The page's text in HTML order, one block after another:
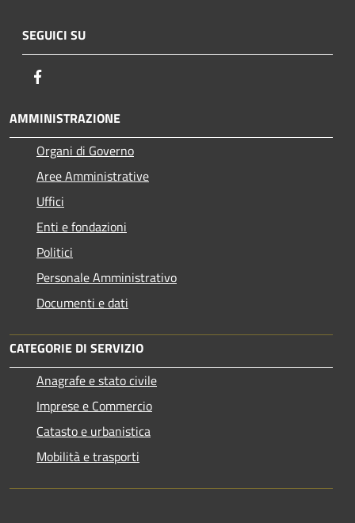
SEGUICI SU
AMMINISTRAZIONE
Organi di Governo
Aree Amministrative
Uffici
Enti e fondazioni
Politici
Personale Amministrativo
Documenti e dati
CATEGORIE DI SERVIZIO
Anagrafe e stato civile
Imprese e Commercio
Catasto e urbanistica
Mobilità e trasporti